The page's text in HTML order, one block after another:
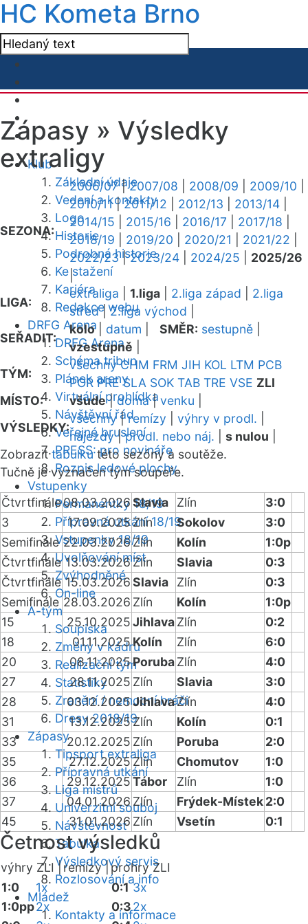
HC Kometa Brno
Klub
Základní údaje
Vedení a kontakty
Logo
Historie
Podrobná historie
Ke stažení
Kariéra
Redakce webu
DRFG Arena
DRFG Arena
Schéma tribun
Plánek areny
Virtuální prohlídka
Návštěvní řád
Veřejné bruslení
PRESS: pro novináře
Rozpis ledové plochy
Vstupenky
Permanentky 18/19
Přípravná utkání 18/19
Vstupenky 18/19
Uvolňování míst
Zvýhodněné
On-line
A-tým
Soupiska
Změny v kádru
Realizační tým
Statistiky
Zranění / nemocní hráči
Dresy 2018/19
Zápasy
Tipsport extraliga
Přípravná utkání
Liga mistrů
Univerzitní souboj
Návštěvnost
Tabulka
Výsledkový servis
Rozlosování a info
Mládež
Kontakty a informace
Zápasy » Výsledky
extraligy
SEZONA:
2006/07|2007/08 2008/09 2009/10
2010/11|2011/12 2012/13 2013/14
2014/15
2015/16 2016/17 2017/18
2018/19
2019/20 2020/21 2021/22
2022/23|2023/24 2024/25
2025/26
|
LIGA:
extraliga 1.liga 2.liga západ
2.liga
střed|2.liga východ
SEŘADIT:
kolo| datum SMĚR: sestupně
vzestupně
TÝM:
všechny CHM FRM JIH KOL LTM PCB
POR PRE SLA SOK TAB TRE VSE ZLI
MÍSTO:
všude|doma|venku
VÝSLEDKY:
všechny|remízy výhry v prodl.
nájezdy|prodl. nebo náj. s nulou
Zobrazittabulkutéto sezóny a soutěže.
Tučně je vyznačen tým soupeře.
Čtvrtfinále08.03.2026Slavia Zlín
3:0
3
17.09.2025Zlín Sokolov
3:0
Semifinále 22.03.2026Zlín Kolín
1:0p
Čtvrtfinále 13.03.2026 Zlín Slavia
0:3
Čtvrtfinále 15.03.2026Slavia Zlín
0:3
Semifinále 28.03.2026 Zlín Kolín
1:0p
15
25.10.2025JihlavaZlín
0:2
18
01.11.2025Kolín Zlín
6:0
20
08.11.2025PorubaZlín
4:0
27
28.11.2025 Zlín Slavia
3:0
28
03.12.2025JihlavaZlín
4:0
31
13.12.2025Zlín Kolín
0:1
33
20.12.2025 Zlín Poruba
2:0
35
27.12.2025Zlín Chomutov
1:0
36
29.12.2025Tábor Zlín
1:0
37
04.01.2026 Zlín Frýdek-Místek2:0
45
31.01.2026 Zlín Vsetín 0:1
Četnost výsledků
výhry ZLI |remízy | prohry ZLI
1:0
1x
1:0pp2x
0:1 3x
0:32x